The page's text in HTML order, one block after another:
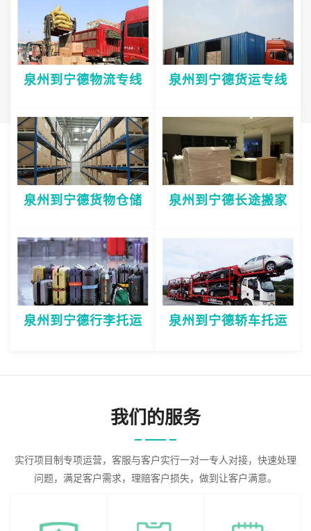
泉州到宁德物流专线 泉州到宁德货运专线
泉州到宁德货物仓储 泉州到宁德长途搬家
泉州到宁德行李托运 泉州到宁德轿车托运
我们的服务
实行项目制专项运营，客服与客户实行一对一专人对接，快速处理
问题，满足客户需求，理赔客户损失，做到让客户满意。